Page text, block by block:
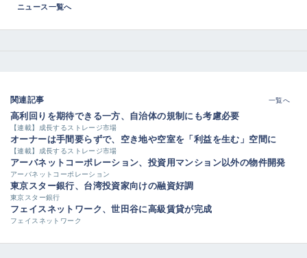
ニュース一覧へ
関連記事 一覧へ
高利回りを期待できる一方、自治体の規制にも考慮必要
【連載】成長するストレージ市場
オーナーは手間要らずで、空き地や空室を「利益を生む」空間に
【連載】成長するストレージ市場
アーバネットコーポレーション、投資用マンション以外の物件開発
アーバネットコーポレーション
東京スター銀行、台湾投資家向けの融資好調
東京スター銀行
フェイスネットワーク、世田谷に高級賃貸が完成
フェイスネットワーク